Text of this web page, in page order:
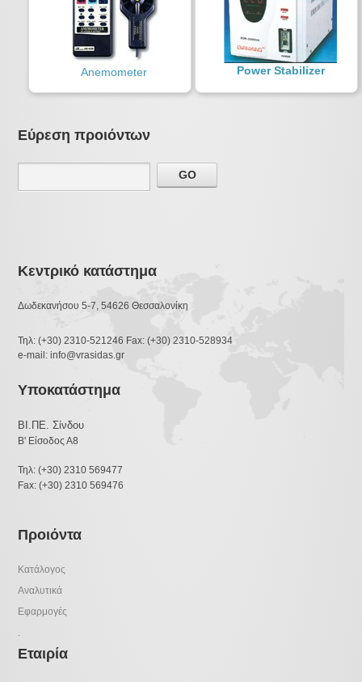
Anemometer Power Stabilizer
Εύρεση προιόντων
Κεντρικό κατάστημα
Δωδεκανήσου 5-7, 54626 Θεσσαλονίκη
Τηλ: (+30) 2310-521246 Fax: (+30) 2310-528934
e-mail: info@vrasidas.gr
Υποκατάστημα
ΒΙ.ΠΕ. Σίνδου
Β' Είσοδος Α8
Τηλ: (+30) 2310 569477
Fax: (+30) 2310 569476
Προιόντα
Κατάλογος
Αναλυτικά
Εφαρμογές
.
Εταιρία